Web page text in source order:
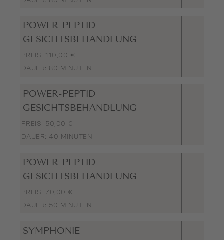
POWER-PEPTID
GESICHTSBEHANDLUNG
PREIS: 110,00 €
DAUER: 80 MINUTEN
POWER-PEPTID
GESICHTSBEHANDLUNG
PREIS: 50,00 €
DAUER: 40 MINUTEN
POWER-PEPTID
GESICHTSBEHANDLUNG
PREIS: 70,00 €
DAUER: 50 MINUTEN
SYMPHONIE